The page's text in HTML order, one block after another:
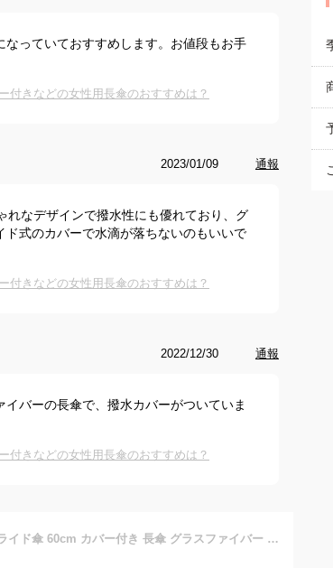
っていておすすめします。お値段もお手
付きなどの女性用長傘のおすすめは？
2023/01/09 通報
なデザインで撥水性にも優れており、グ
式のカバーで水滴が落ちないのもいいで
付きなどの女性用長傘のおすすめは？
2022/12/30 通報
バーの長傘で、撥水カバーがついていま
付きなどの女性用長傘のおすすめは？
傘 レディース 楽天 スライド スライド傘 60cm カバー付き 長傘 グラスファイバー エチケット エチケット傘 ジャンプ傘 撥水カバー付き 撥水 雨具 雨傘 ビジネス 通勤 通学 プレゼント 贈り物